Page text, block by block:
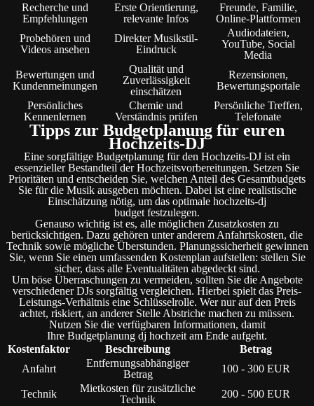
Recherche und
Empfehlungen
Erste Orientierung,
relevante Infos
Freunde, Familie,
Online-Plattformen
Probehören und
Videos ansehen
Direkter Musikstil-
Eindruck
Audiodateien,
YouTube, Social
Media
Bewertungen und
Kundenmeinungen
Qualität und
Zuverlässigkeit
einschätzen
Rezensionen,
Bewertungsportale
Persönliches
Kennenlernen
Chemie und
Verständnis prüfen
Persönliche Treffen,
Telefonate
Tipps zur Budgetplanung für euren
Hochzeits-DJ
Eine sorgfältige Budgetplanung für den Hochzeits-DJ ist ein
essenzieller Bestandteil der Hochzeitsvorbereitungen. Setzen Sie
Prioritäten und entscheiden Sie, welchen Anteil des Gesamtbudgets
Sie für die Musik ausgeben möchten. Dabei ist eine realistische
Einschätzung nötig, um das optimale hochzeits-dj
budget festzulegen.
Genauso wichtig ist es, alle möglichen Zusatzkosten zu
berücksichtigen. Dazu gehören unter anderem Anfahrtskosten, die
Technik sowie mögliche Überstunden. Planungssicherheit gewinnen
Sie, wenn Sie einen umfassenden Kostenplan aufstellen: stellen Sie
sicher, dass alle Eventualitäten abgedeckt sind.
Um böse Überraschungen zu vermeiden, sollten Sie die Angebote
verschiedener DJs sorgfältig vergleichen. Hierbei spielt das Preis-
Leistungs-Verhältnis eine Schlüsselrolle. Wer nur auf den Preis
achtet, riskiert, an anderer Stelle Abstriche machen zu müssen.
Nutzen Sie die verfügbaren Informationen, damit
Ihre Budgetplanung dj hochzeit am Ende aufgeht.
Kostenfaktor
Beschreibung
Betrag
Anfahrt
Entfernungsabhängiger
Betrag
100 - 300 EUR
Technik
Mietkosten für zusätzliche
Technik
200 - 500 EUR